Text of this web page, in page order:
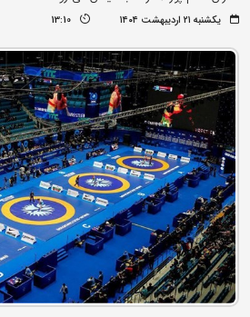
یکشنبه ۲۱ اردیبهشت ۱۴۰۴ 13:10